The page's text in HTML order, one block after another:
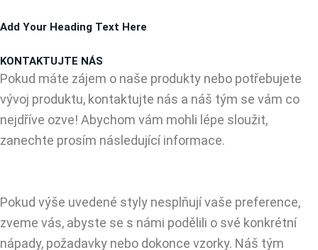
na
Add Your Heading Text Here
KONTAKTUJTE NÁS
Pokud máte zájem o naše produkty nebo potřebujete
vývoj produktu, kontaktujte nás a náš tým se vám co
nejdříve ozve! Abychom vám mohli lépe sloužit,
zanechte prosím následující informace.
Pokud výše uvedené styly nesplňují vaše preference,
zveme vás, abyste se s námi podělili o své konkrétní
nápady, požadavky nebo dokonce vzorky. Náš tým